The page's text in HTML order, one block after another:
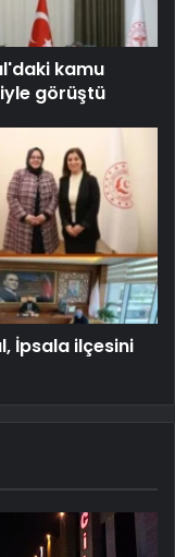
kamu
görüştü
İpsala ilçesini